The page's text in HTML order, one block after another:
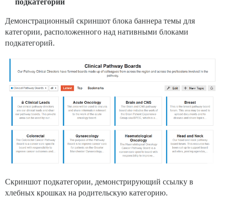
Демонстрационный скриншот блока баннера темы для
категории, расположенного над нативными блоками
подкатегорий.
Скриншот подкатегории, демонстрирующий ссылку в
хлебных крошках на родительскую категорию.